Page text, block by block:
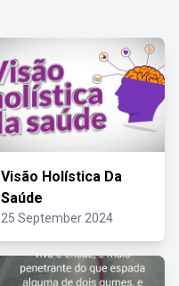
Visão Holística Da
Saúde
25 September 2024